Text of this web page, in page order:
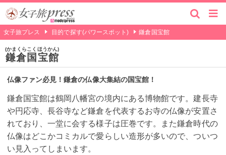
女子旅プレス 目的で探す(パワースポット) 鎌倉国宝館
鎌倉国宝館
かまくらこくほうかん
仏像ファン必見！鎌倉の仏像大集結の国宝館！
鎌倉国宝館は鶴岡八幡宮の境内にある博物館です。建長寺
や円応寺、長谷寺など鎌倉を代表するお寺の仏像が安置さ
れており、一堂に会する様子は圧巻です。また鎌倉時代の
仏像はどこかコミカルで愛らしい造形が多いので、ついつ
い見入ってしまいます。